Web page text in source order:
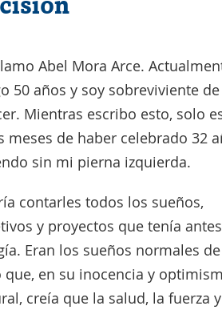
Abel Mora Arce.
50 años y soy sobreviviente de
Mientras escribo esto, solo
meses de haber celebrado 32
sin mi pierna izquierda.
contarles todos los sueños,
y proyectos que tenía
Eran los sueños normales
que, en su inocencia y
creía que la salud, la fuerza